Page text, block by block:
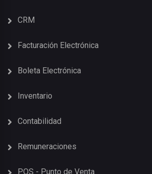
CRM
Facturación Electrónica
Boleta Electrónica
Inventario
Contabilidad
Remuneraciones
POS - Punto de Venta